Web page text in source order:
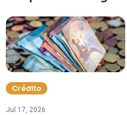
Crédito
Jul 17, 2026